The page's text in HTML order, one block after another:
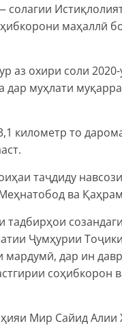
солагии
маҳаллӣ
аз охири соли
дар муҳлати
километр то
таҷдиду
ва
тадбирҳои
Ҷумҳурии
мардумӣ, дар ин
соҳибкорон
Мир Сайид Алии